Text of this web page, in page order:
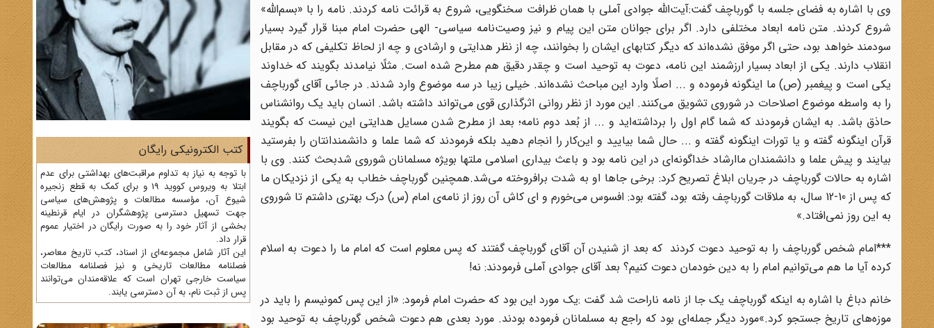
وی با اشاره به فضای جلسه با گورباچف گفت:آیت‌الله جوادى آملى با همان ظرافت سخنگویى، شروع به قرائت نامه کردند. نامه را با «بسم‌الله»
شروع کردند. متن نامه ابعاد مختلفى دارد. اگر براى جوانان متن این پیام و نیز وصیت‌نامه سیاسى- الهى حضرت امام مبنا قرار گیرد بسیار
سودمند خواهد بود، حتى اگر موفق نشده‌اند که دیگر کتابهاى ایشان را بخوانند، چه از نظر هدایتى و ارشادى و چه از لحاظ تکلیفى که در مقابل
انقلاب دارند. یکى از ابعاد بسیار ارزشمند این نامه، دعوت به توحید است و چقدر دقیق هم مطرح شده است. مثلًا نیامدند بگویند که خداوند
یکى است و پیغمبر (ص) ما اینگونه فرموده و ... اصلًا وارد این مباحث نشده‌اند. خیلى زیبا در سه موضوع وارد شدند. در جائى آقاى گورباچف
را به واسطه موضوع اصلاحات در شوروى تشویق مى‌کنند. این مورد از نظر روانى اثرگذارى قوى مى‌تواند داشته باشد. انسان باید یک روانشناس
حاذق باشد. به ایشان فرمودند که شما گام اول را برداشته‌اید و ... از بُعد دوم نامه؛ بعد از مطرح شدن مسایل هدایتى این نیست که بگویند
قرآن اینگونه گفته و یا تورات اینگونه گفته و ... حال شما بیایید و این‌کار را انجام دهید بلکه فرمودند که شما علما و دانشمندانتان را بفرستید
بیایند و پیش علما و دانشمندان ماارشاد خداگونه‌اى در این نامه بود و باعث بیدارى اسلامى ملتها بویژه مسلمانان شوروى شدبحث کنند. وی با
اشاره به حالات گورباچف در جریان ابلاغ تصریح کرد: برخی جاها او به شدت برافروخته می‌شد.همچنین گورباچف خطاب به یکی از نزدیکان ما
که پس از 10-12 سال، به ملاقات گورباچف رفته بود، گفته بود: افسوس می‌خورم و ای کاش آن روز از نامه‌ی امام (س) درک بهتری داشتم تا شوروی
به این روز نمی‌افتاد.»
***امام شخص گورباچف را به توحید دعوت کردند که بعد از شنیدن آن آقاى گورباچف گفتند که پس‌ معلوم است که امام ما را دعوت به اسلام
کرده آیا ما هم مى‌توانیم امام را به دین خودمان دعوت کنیم؟ بعد آقاى جوادى آملى فرمودند: نه!
خانم دباغ با اشاره به اینکه گورباچف یک جا از نامه ناراحت شد گفت :یک مورد این بود که حضرت امام فرمود: «از این پس کمونیسم را باید در
موزه‌هاى تاریخ جستجو کرد.»مورد دیگر جمله‌اى بود که راجع به مسلمانان فرموده بودند. مورد بعدى هم دعوت شخص گورباچف به توحید بود
کتب الکترونیکی رایگان
با توجه به نیاز به تداوم مراقبت‌های بهداشتی برای عدم
ابتلا به ویروس کووید 19 و برای کمک به قطع زنجیره
شیوع آن، مؤسسه مطالعات و پژوهش‌های سیاسی
جهت تسهیل دسترسی پژوهشگران در ایام قرنطینه
بخشی از آثار خود را به صورت رایگان در اختیار عموم
قرار داد.
این آثار شامل مجموعه‌ای از اسناد، کتب تاریخ معاصر،
فصلنامه‌ مطالعات تاریخی و نیز فصلنامه مطالعات
سیاست خارجی تهران است که علاقه‌مندان می‌توانند
پس از ثبت نام، به آن دسترسی یابند.